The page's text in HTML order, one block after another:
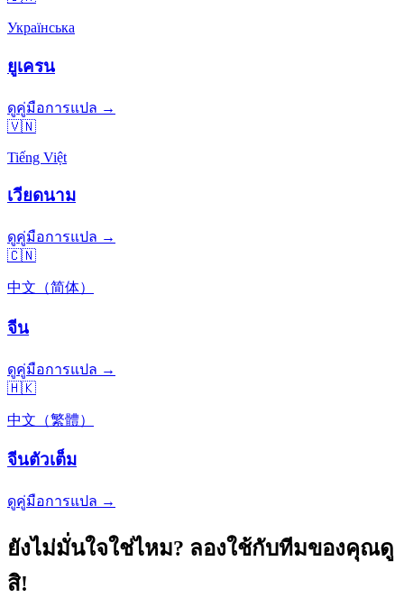
Українська
ยูเครน
ดูคู่มือการแปล →
🇻🇳
Tiếng Việt
เวียดนาม
ดูคู่มือการแปล →
🇨🇳
中文（简体）
จีน
ดูคู่มือการแปล →
🇭🇰
中文（繁體）
จีนตัวเต็ม
ดูคู่มือการแปล →
ยังไม่มั่นใจใช่ไหม? ลองใช้กับทีมของคุณดู
สิ!